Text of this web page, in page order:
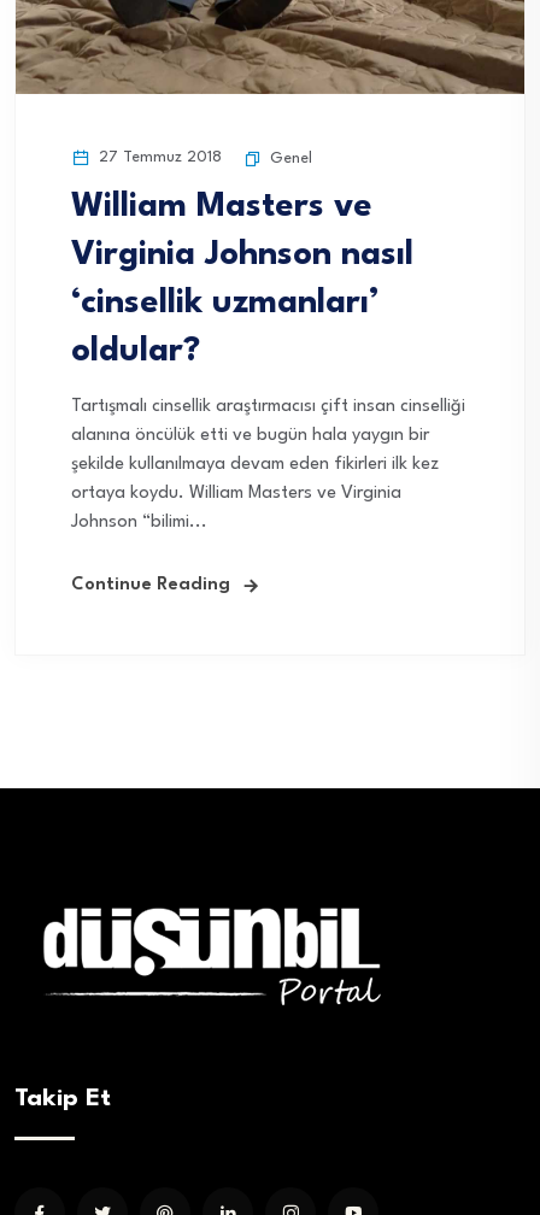
27 Temmuz 2018 Genel
William Masters ve
Virginia Johnson nasıl
‘cinsellik uzmanları’
oldular?
Tartışmalı cinsellik araştırmacısı çift insan cinselliği
alanına öncülük etti ve bugün hala yaygın bir
şekilde kullanılmaya devam eden fikirleri ilk kez
ortaya koydu. William Masters ve Virginia
Johnson “bilimi...
Continue Reading
Takip Et